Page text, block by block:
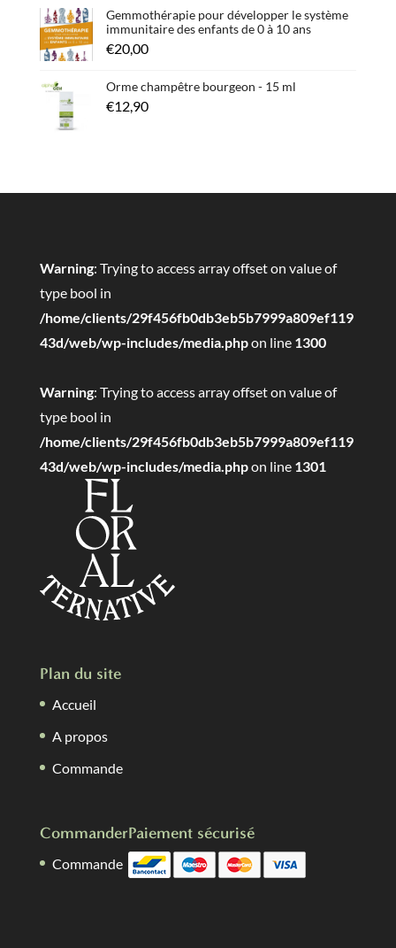
Gemmothérapie pour développer le système
immunitaire des enfants de 0 à 10 ans
€20,00
Orme champêtre bourgeon - 15 ml
€12,90
Warning: Trying to access array offset on value of
type bool in
/home/clients/29f456fb0db3eb5b7999a809ef119
43d/web/wp-includes/media.phpon line 1300
Warning: Trying to access array offset on value of
type bool in
/home/clients/29f456fb0db3eb5b7999a809ef119
43d/web/wp-includes/media.phpon line 1301
Plan du site
Accueil
A propos
Commande
Commander
Commande
Paiement sécurisé